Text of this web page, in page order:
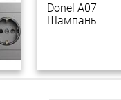
Donel A07
Шампань